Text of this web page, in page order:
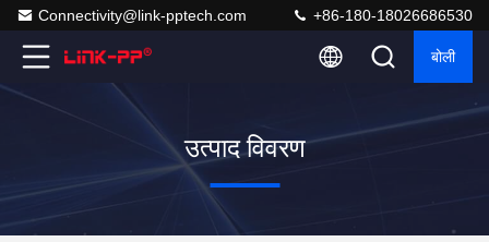
Connectivity@link-pptech.com +86-180-18026686530
बोली
उत्पाद विवरण